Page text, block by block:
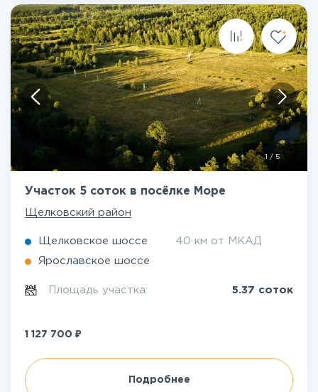
/ 5
Участок 5 соток в посёлке Море
Щелковский район
Щелковское шоссе 40 км от МКАД
Ярославское шоссе
Площадь участка: 5.37 соток
1 127 700 ₽
Подробнее